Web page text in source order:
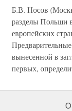
Б.В. Носов
разделы Польши
европейских
вынесенной в
первых,
О